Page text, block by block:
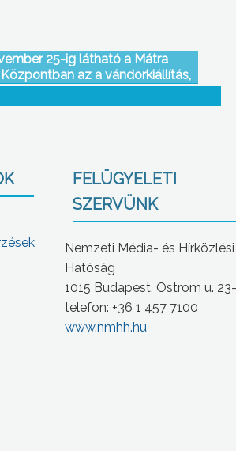
25-ig látható a Mátra
az a vándorkiállítás,
művészetbe vezeti be a
látogatókat
FELÜGYELETI
SZERVÜNK
Nemzeti Média- és Hírközlési
Hatóság
1015 Budapest, Ostrom u.
telefon: +36 1 457 7100
www.nmhh.hu